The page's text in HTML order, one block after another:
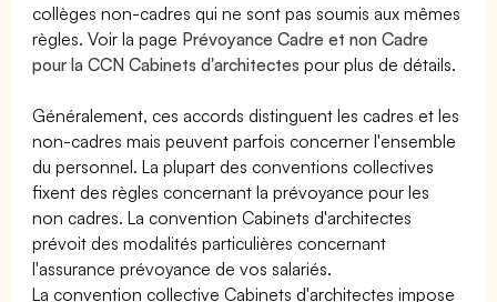
collèges non-cadres qui ne sont pas soumis aux mêmes
règles. Voir la page Prévoyance Cadre et non Cadre
pour la CCN Cabinets d'architectes pour plus de détails.
Généralement, ces accords distinguent les cadres et les
non-cadres mais peuvent parfois concerner l'ensemble
du personnel. La plupart des conventions collectives
fixent des règles concernant la prévoyance pour les
non cadres. La convention Cabinets d'architectes
prévoit des modalités particulières concernant
l'assurance prévoyance de vos salariés.
La convention collective Cabinets d'architectes impose